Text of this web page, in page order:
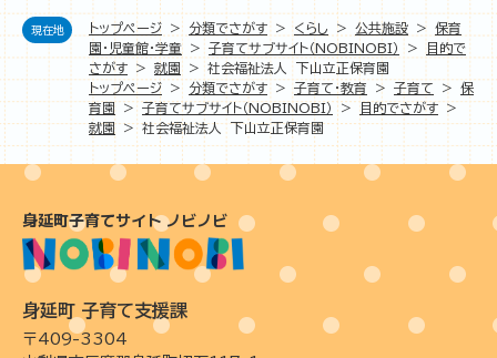
現在地 トップページ > 分類でさがす > くらし > 公共施設 >
保育
園・児童館・学童
> 子育てサブサイト（NOBINOBI） >
目的で
さがす
> 就園 >
社会福祉法人 下山立正保育園
トップページ
> 分類でさがす > 子育て・教育 > 子育て >
保
育園
> 子育てサブサイト（NOBINOBI） > 目的でさがす
>
就園 > 社会福祉法人 下山立正保育園
身延町子育てサイト ノビノビ
身延町 子育て支援課
〒409-3304